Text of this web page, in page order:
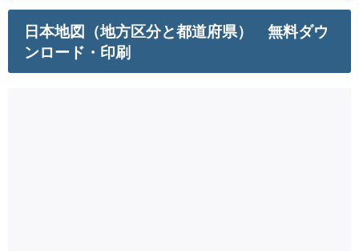
日本地図（地方区分と都道府県） 無料ダウ
ンロード・印刷